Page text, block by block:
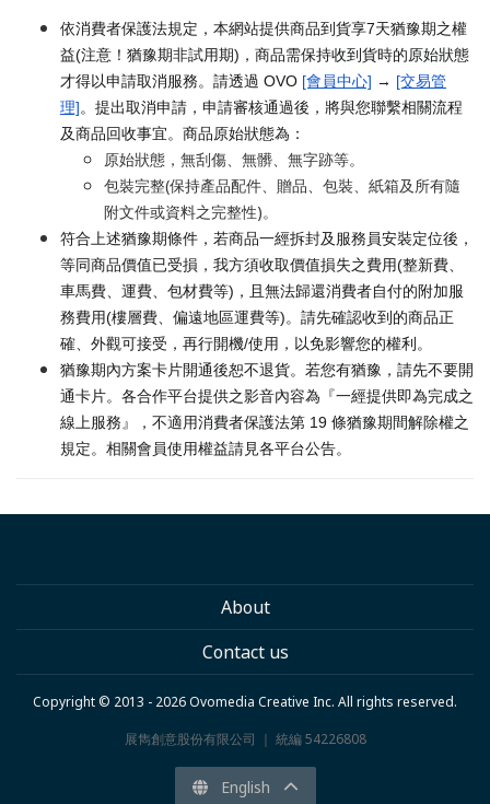
依消費者保護法規定，本網站提供商品到貨享7天猶豫期之權
益(注意！猶豫期非試用期)，商品需保持收到貨時的原始狀態
才得以申請取消服務。請透過 OVO [會員中心] → [交易管
理]。提出取消申請，申請審核通過後，將與您聯繫相關流程
及商品回收事宜。商品原始狀態為：
原始狀態，無刮傷、無髒、無字跡等。
包裝完整(保持產品配件、贈品、包裝、紙箱及所有隨
附文件或資料之完整性)。
符合上述猶豫期條件，若商品一經拆封及服務員安裝定位後，
等同商品價值已受損，我方須收取價值損失之費用(整新費、
車馬費、運費、包材費等)，且無法歸還消費者自付的附加服
務費用(樓層費、偏遠地區運費等)。請先確認收到的商品正
確、外觀可接受，再行開機/使用，以免影響您的權利。
猶豫期內方案卡片開通後恕不退貨。若您有猶豫，請先不要開
通卡片。各合作平台提供之影音內容為『一經提供即為完成之
線上服務』，不適用消費者保護法第 19 條猶豫期間解除權之
規定。相關會員使用權益請見各平台公告。
About
Contact us
Copyright © 2013 - 2026 Ovomedia Creative Inc. All rights reserved.
展雋創意股份有限公司 ｜ 統編 54226808
English